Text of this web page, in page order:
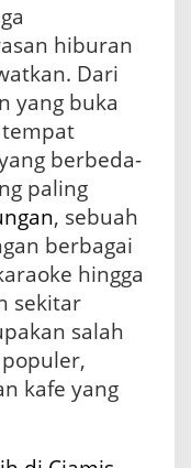
hiburan
Dari
yang buka
berbeda-
paling
, sebuah
berbagai
hingga
sekitar
salah
kafe yang